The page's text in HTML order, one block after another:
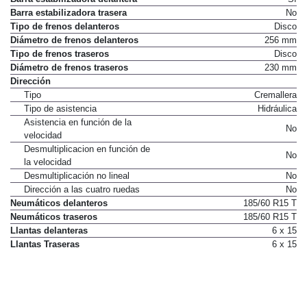
Barra estabilizadora trasera
No
Tipo de frenos delanteros
Disco
Diámetro de frenos delanteros
256 mm
Tipo de frenos traseros
Disco
Diámetro de frenos traseros
230 mm
Dirección
Tipo
Cremallera
Tipo de asistencia
Hidráulica
Asistencia en función de la
velocidad
No
Desmultiplicacion en función de
la velocidad
No
Desmultiplicación no lineal
No
Dirección a las cuatro ruedas
No
Neumáticos delanteros
185/60 R15 T
Neumáticos traseros
185/60 R15 T
Llantas delanteras
6 x 15
Llantas Traseras
6 x 15